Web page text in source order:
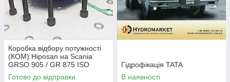
Коробка відбору потужності
(КОМ) Hiposan на Scania
GRSO 905 / GR 875 ISO
(пневматична)
Готово до відправки
Гідрофікація TATA
В наявності